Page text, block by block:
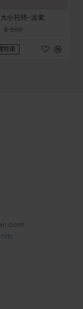
小托特-淡紫
$ 200
物車